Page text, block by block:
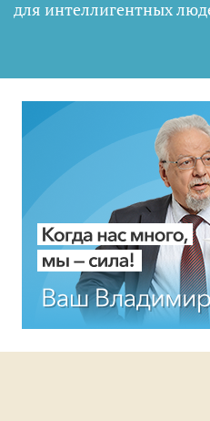
для интеллигентных